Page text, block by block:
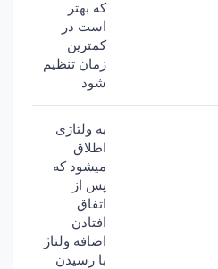
که بهتر
است در
کمترین
زمان تنظیم
شود
به ولتاژی
اطلاق
میشود که
پس از
اتفاق
افتادن
اضافه ولتاژ
با رسیدن